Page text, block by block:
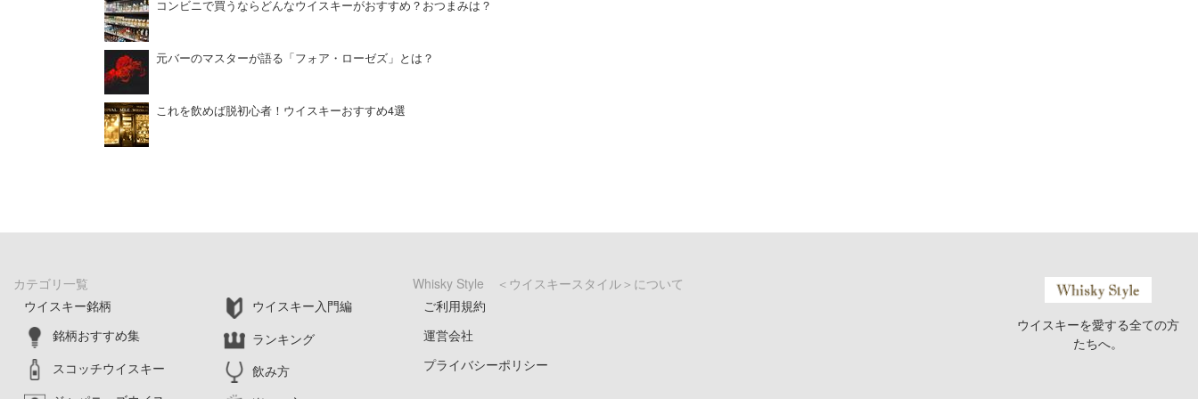
コンビニで買うならどんなウイスキーがおすすめ？おつまみは？
元バーのマスターが語る「フォア・ローゼズ」とは？
これを飲めば脱初心者！ウイスキーおすすめ4選
カテゴリ一覧
ウイスキー銘柄
銘柄おすすめ集
スコッチウイスキー
ウイスキー入門編
ランキング
飲み方
Whisky Style ＜ウイスキースタイル＞について
ご利用規約
運営会社
プライバシーポリシー
ウイスキーを愛する全ての方
たちへ。